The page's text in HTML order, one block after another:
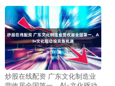
炒股在线配资 广东文化制造业